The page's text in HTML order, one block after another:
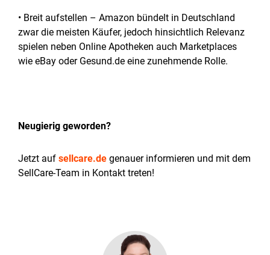
• Breit aufstellen – Amazon bündelt in Deutschland
zwar die meisten Käufer, jedoch hinsichtlich Relevanz
spielen neben Online Apotheken auch Marketplaces
wie eBay oder Gesund.de eine zunehmende Rolle.
Neugierig geworden?
Jetzt auf sellcare.de genauer informieren und mit dem
SellCare-Team in Kontakt treten!